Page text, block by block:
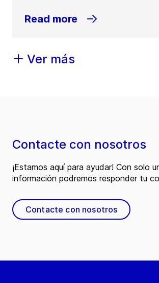
Read more
Ver más
Contacte con nosotros
¡Estamos aquí para ayudar! Con solo
información podremos responder tu
Contacte con nosotros